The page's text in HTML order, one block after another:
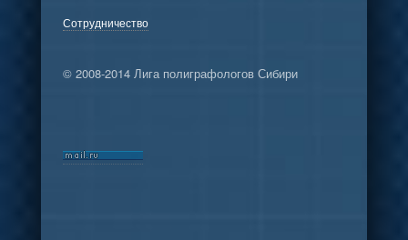
Сотрудничество
© 2008-2014 Лига полиграфологов Сибири